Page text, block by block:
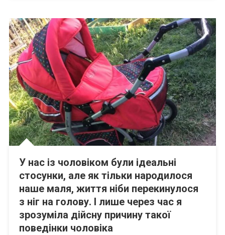
У нас із чоловіком були ідеальні
стосунки, але як тільки народилося
наше маля, життя ніби перекинулося
з ніг на голову. І лише через час я
зрозуміла дійсну причину такої
поведінки чоловіка